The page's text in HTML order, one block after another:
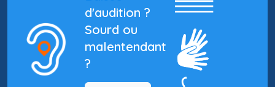
d'audition ?
Sourd ou
malentendant
?